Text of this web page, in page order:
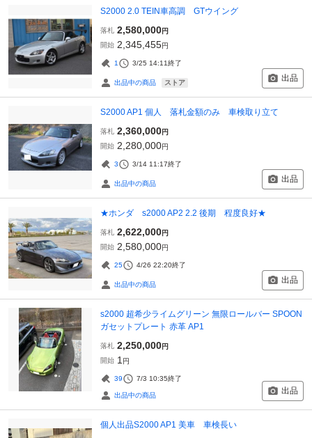
S2000 2.0 TEIN車高調 GTウイング
落札 2,580,000円
開始 2,345,455円
1 3/25 14:11終了
出品中の商品 ストア 出品
S2000 AP1 個人 落札金額のみ 車検取り立て
落札 2,360,000円
開始 2,280,000円
3 3/14 11:17終了
出品中の商品 出品
★ホンダ s2000 AP2 2.2 後期 程度良好★
落札 2,622,000円
開始 2,580,000円
25 4/26 22:20終了
出品中の商品 出品
s2000 超希少ライムグリーン 無限ロールバー SPOON
ガセットプレート 赤革 AP1
落札 2,250,000円
開始 1 円
39 7/3 10:35終了
出品中の商品 出品
個人出品S2000 AP1 美車 車検長い